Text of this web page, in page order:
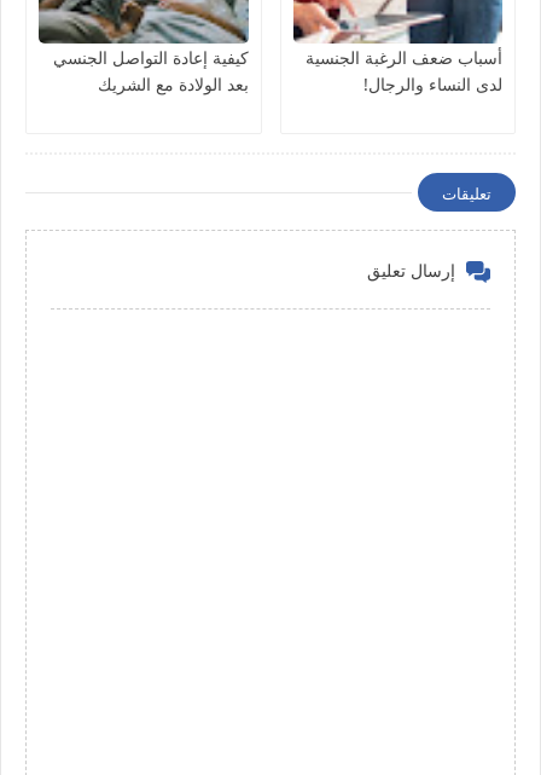
أسباب ضعف الرغبة الجنسية
لدى النساء والرجال!
كيفية إعادة التواصل الجنسي
بعد الولادة مع الشريك
تعليقات
إرسال تعليق